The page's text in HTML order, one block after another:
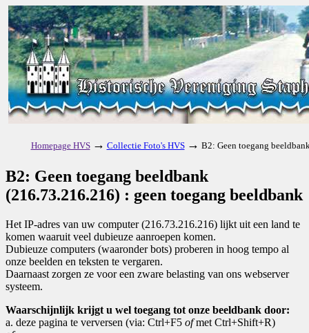
Homepage HVS → Collectie Foto's HVS → B2: Geen toegang
B2: Geen toegang beeldbank
(216.73.216.216) : geen toegang beeldbank
Het IP-adres van uw computer (216.73.216.216) lijkt uit een land te
komen waaruit veel dubieuze aanroepen komen.
Dubieuze computers (waaronder bots) proberen in hoog tempo al
onze beelden en teksten te vergaren.
Daarnaast zorgen ze voor een zware belasting van ons webserver
systeem.
Waarschijnlijk krijgt u wel toegang tot onze beeldbank door:
a. deze pagina te verversen (via: Ctrl+F5 ofmet Ctrl+Shift+R)